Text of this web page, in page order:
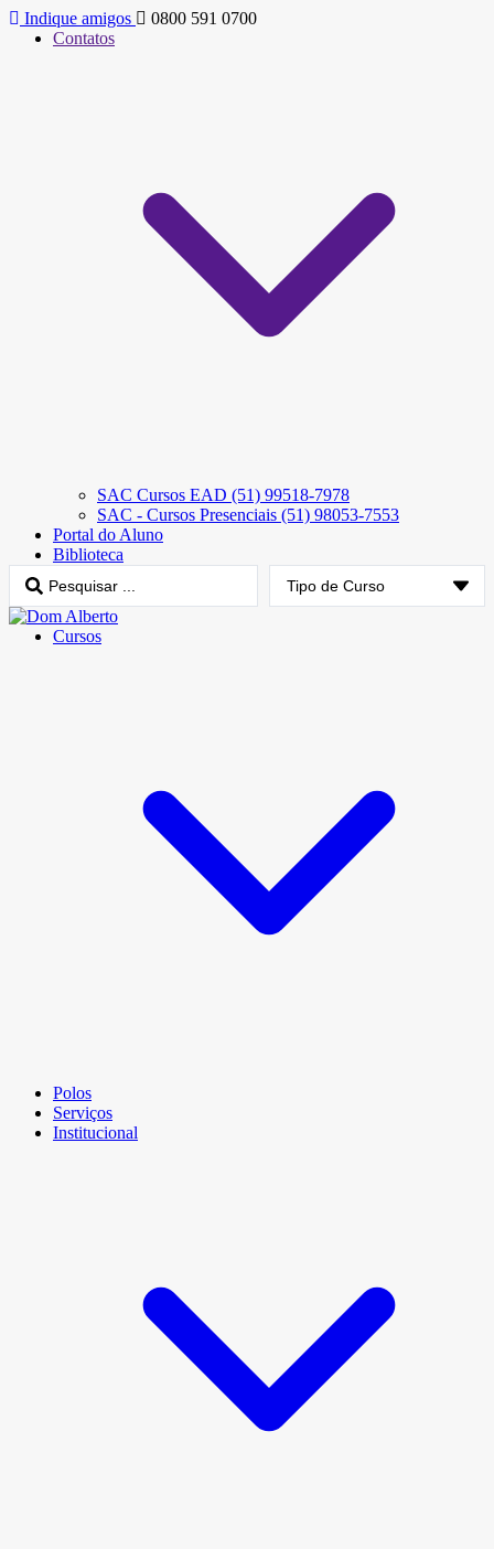
Indique amigos
0800 591 0700
Contatos
SAC Cursos EAD (51) 99518-7978
SAC - Cursos Presenciais (51) 98053-7553
Portal do Aluno
Biblioteca
Cursos
Polos
Serviços
Institucional